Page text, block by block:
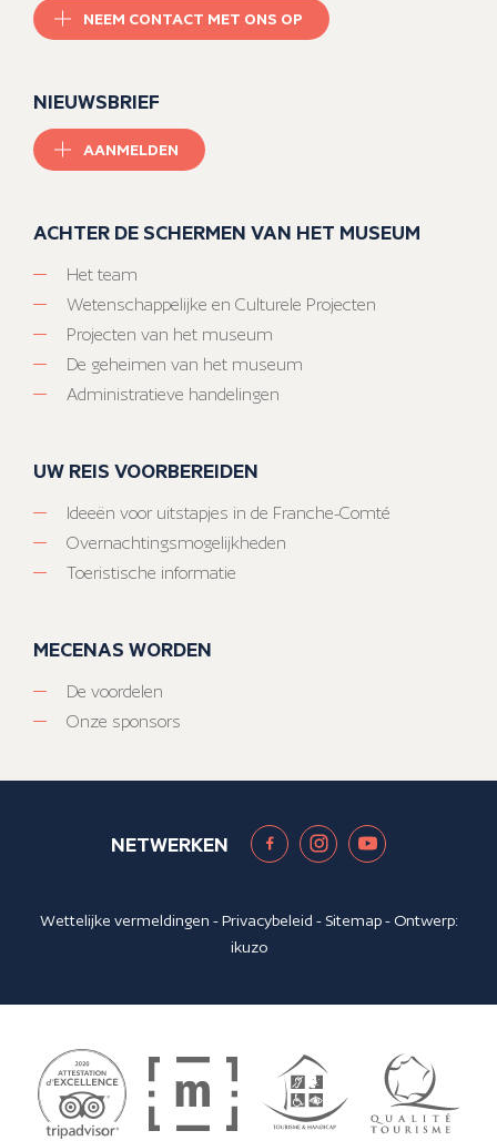
NEEM CONTACT MET ONS OP
NIEUWSBRIEF
AANMELDEN
ACHTER DE SCHERMEN VAN HET MUSEUM
Het team
Wetenschappelijke en Culturele Projecten
Projecten van het museum
De geheimen van het museum
Administratieve handelingen
UW REIS VOORBEREIDEN
Ideeën voor uitstapjes in de Franche-Comté
Overnachtingsmogelijkheden
Toeristische informatie
MECENAS WORDEN
De voordelen
Onze sponsors
NETWERKEN
Wettelijke vermeldingen -Privacybeleid - Sitemap- Ontwerp:
ikuzo